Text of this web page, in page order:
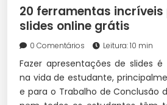
20 ferramentas
slides online grátis
0 Comentários Leitura: 10 min
Fazer apresentações de slides
na vida de estudante,
e para o Trabalho de Conclusão